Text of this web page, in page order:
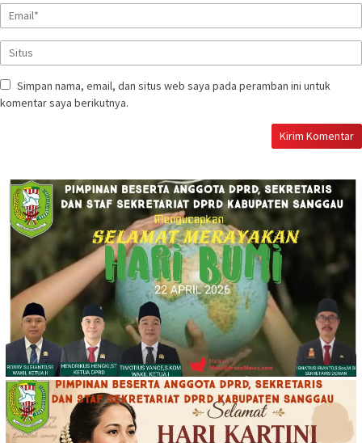
Simpan nama, email, dan situs web saya pada peramban ini untuk
komentar saya berikutnya.